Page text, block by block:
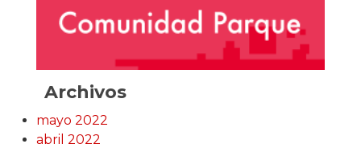
Archivos
mayo 2022
abril 2022